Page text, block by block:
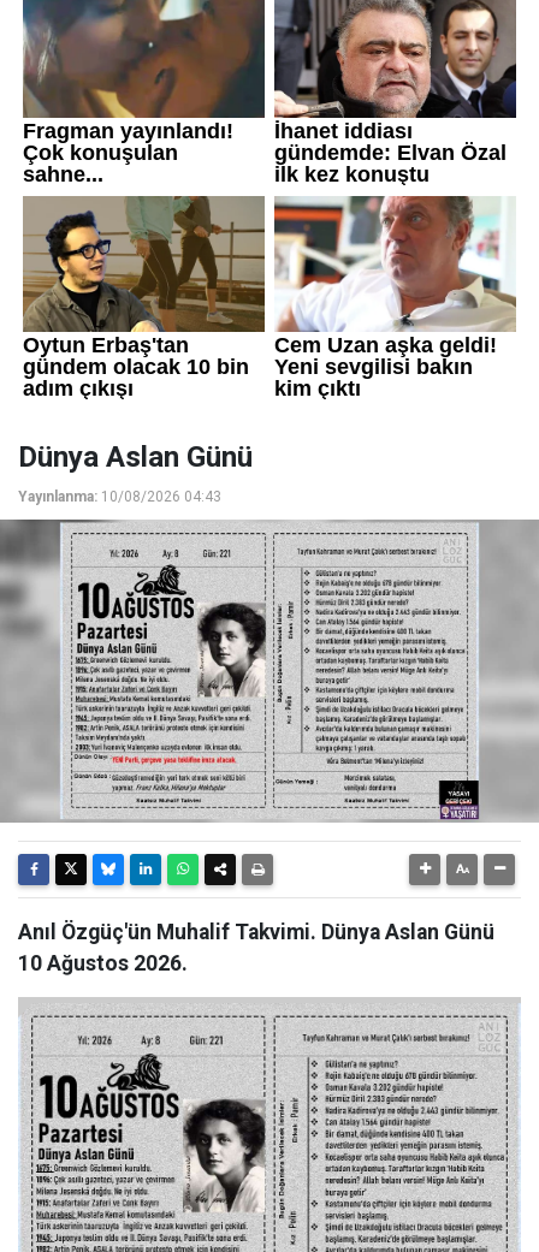
Dünya Aslan Günü
Yayınlanma: 10/08/2026 04:43
Anıl Özgüç'ün Muhalif Takvimi. Dünya Aslan Günü
10 Ağustos 2026.